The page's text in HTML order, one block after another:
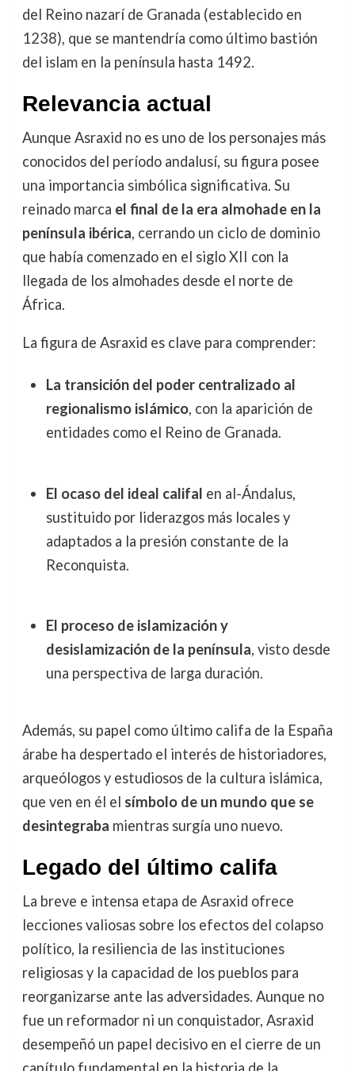
del Reino nazarí de Granada (establecido en
1238), que se mantendría como último bastión
del islam en la península hasta 1492.
Relevancia actual
Aunque Asraxid no es uno de los personajes más
conocidos del período andalusí, su figura posee
una importancia simbólica significativa. Su
reinado marca el final de la era almohade en la
península ibérica, cerrando un ciclo de dominio
que había comenzado en el siglo XII con la
llegada de los almohades desde el norte de
África.
La figura de Asraxid es clave para comprender:
La transición del poder centralizado al
regionalismo islámico, con la aparición de
entidades como el Reino de Granada.
El ocaso del ideal califal en al-Ándalus,
sustituido por liderazgos más locales y
adaptados a la presión constante de la
Reconquista.
El proceso de islamización y
desislamización de la península, visto desde
una perspectiva de larga duración.
Además, su papel como último califa de la España
árabe ha despertado el interés de historiadores,
arqueólogos y estudiosos de la cultura islámica,
que ven en él el símbolo de un mundo que se
desintegraba mientras surgía uno nuevo.
Legado del último califa
La breve e intensa etapa de Asraxid ofrece
lecciones valiosas sobre los efectos del colapso
político, la resiliencia de las instituciones
religiosas y la capacidad de los pueblos para
reorganizarse ante las adversidades. Aunque no
fue un reformador ni un conquistador, Asraxid
desempeñó un papel decisivo en el cierre de un